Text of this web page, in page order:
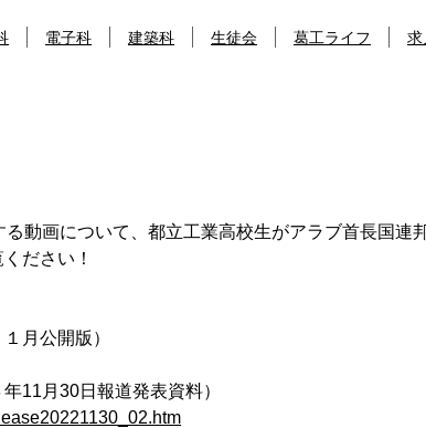
電子科 建築科 生徒会 葛工ライフ 求
動画について、都立工業高校生がアラブ首長国連
ださい！
月公開版）
11月30日報道発表資料）